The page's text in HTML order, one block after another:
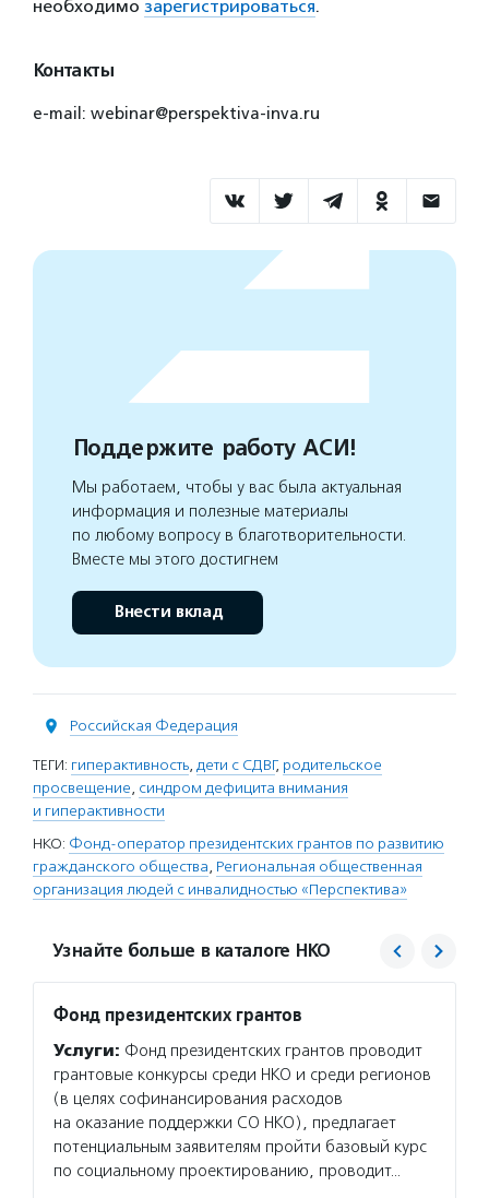
необходимо зарегистрироваться.
Контакты
e-mail: webinar@perspektiva-inva.ru
Поддержите работу АСИ!
Мы работаем, чтобы у вас была актуальная
информация и полезные материалы
по любому вопросу в благотворительности.
Вместе мы этого достигнем
Внести вклад
Российская Федерация
ТЕГИ: гиперактивность, дети с СДВГ, родительское
просвещение, синдром дефицита внимания
и гиперактивности
НКО: Фонд-оператор президентских грантов по развитию
гражданского общества, Региональная общественная
организация людей с инвалидностью «Перспектива»
Узнайте больше в каталоге НКО
Фонд президентских грантов
Услуги: Фонд президентских грантов проводит
грантовые конкурсы среди НКО и среди регионов
(в целях софинансирования расходов
на оказание поддержки СО НКО), предлагает
потенциальным заявителям пройти базовый курс
по социальному проектированию, проводит…